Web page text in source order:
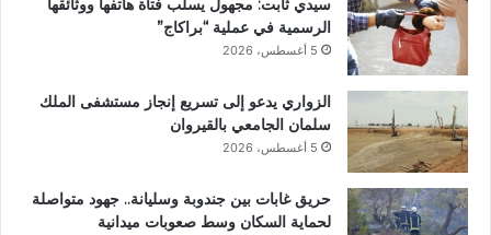
الرسمية في عملية “براكاج”
5 أغسطس، 2026
الزواري يدعو إلى تسريع إنجاز مستشفى الملك
سلمان الجامعي بالقيروان
5 أغسطس، 2026
حريق غابات بين جندوبة وسليانة.. جهود متواصلة
لحماية السكان وسط صعوبات ميدانية